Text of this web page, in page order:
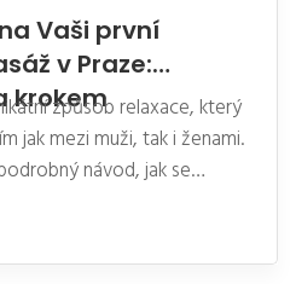
Vaši první
v Praze:
krokem
způsob relaxace, který
jak mezi muži, tak i ženami.
návod, jak se
s milking table masáží
až po tipy pro
procedury.